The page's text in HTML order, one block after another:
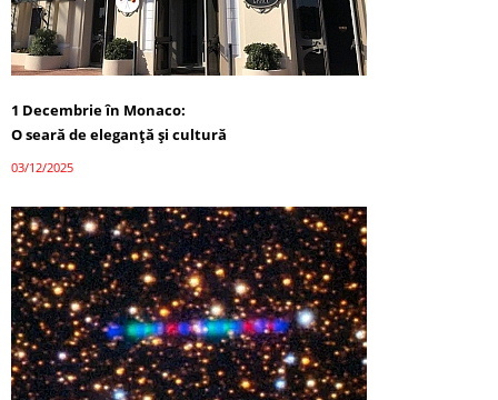
1 Decembrie în Monaco:
O seară de eleganță și cultură
03/12/2025